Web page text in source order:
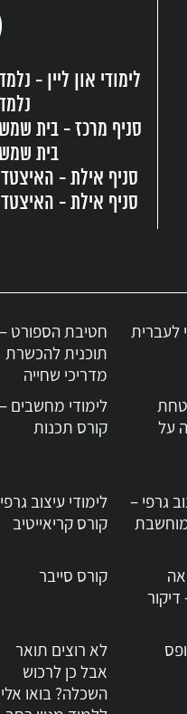
הנפש ע״פ הרמב״ם
לימודי און ליין -
בית שמש
סניף אילת - האיצטדיון 40 או בווייז מלכת
לעברית
חטיבת הספורט –
תוכנית להכשרת
מדריכי שחייה
על
לימודי מחשבים –
קורס תכנות
גרפי –
לימודי עיצוב
קורס קריאייטיב
קורס סייבר
לא רוצים תואר
אבל כן לרכוש
השכלה? בואו